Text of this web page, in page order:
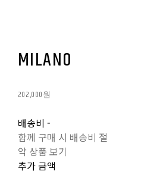
MILANO
202,000원
배송비 -
함께 구매 시 배송비 절
약 상품 보기
추가 금액